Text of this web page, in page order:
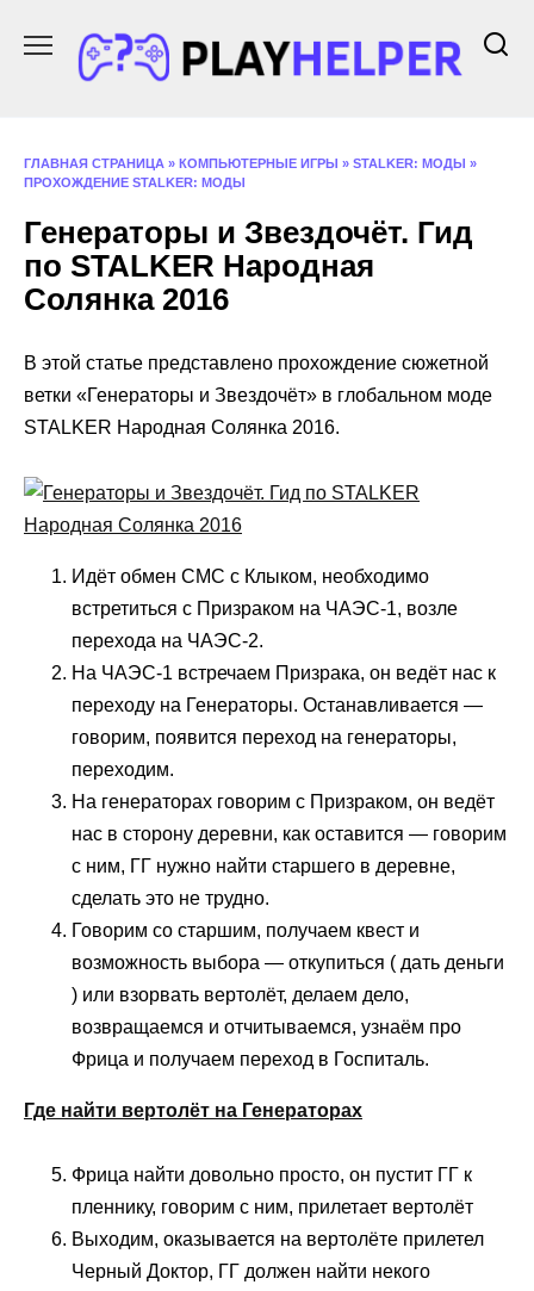
содержанию
ГЛАВНАЯ СТРАНИЦА » КОМПЬЮТЕРНЫЕ ИГРЫ » STALKER: МОДЫ »
ПРОХОЖДЕНИЕ STALKER: МОДЫ
Генераторы и Звездочёт. Гид
по STALKER Народная
Солянка 2016
В этой статье представлено прохождение сюжетной
ветки «Генераторы и Звездочёт» в глобальном моде
STALKER Народная Солянка 2016.
Идёт обмен СМС с Клыком, необходимо
встретиться с Призраком на ЧАЭС-1, возле
перехода на ЧАЭС-2.
На ЧАЭС-1 встречаем Призрака, он ведёт нас к
переходу на Генераторы. Останавливается —
говорим, появится переход на генераторы,
переходим.
На генераторах говорим с Призраком, он ведёт
нас в сторону деревни, как оставится — говорим
с ним, ГГ нужно найти старшего в деревне,
сделать это не трудно.
Говорим со старшим, получаем квест и
возможность выбора — откупиться ( дать деньги
) или взорвать вертолёт, делаем дело,
возвращаемся и отчитываемся, узнаём про
Фрица и получаем переход в Госпиталь.
Где найти вертолёт на Генераторах
Фрица найти довольно просто, он пустит ГГ к
пленнику, говорим с ним, прилетает вертолёт
Выходим, оказывается на вертолёте прилетел
Черный Доктор, ГГ должен найти некого